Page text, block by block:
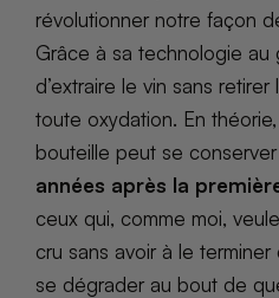
révolutionner notre façon
Grâce à sa technologie au
d’extraire le vin sans
toute oxydation. En
bouteille peut se
années après la
ceux qui, comme moi,
cru sans avoir à le
se dégrader au bout de